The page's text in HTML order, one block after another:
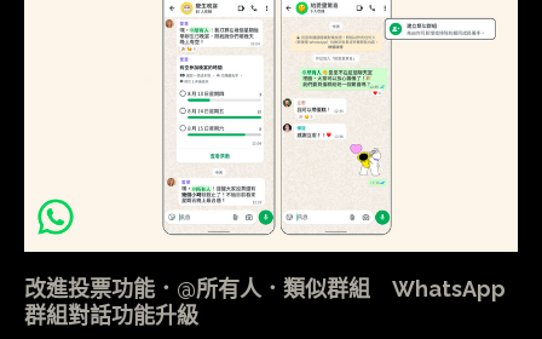
改進投票功能．@所有人．類似群組 WhatsApp
群組對話功能升級